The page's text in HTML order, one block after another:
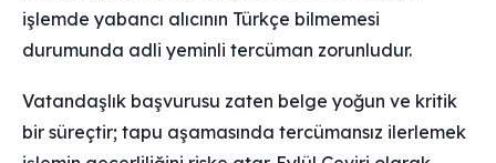
işlemde yabancı alıcının Türkçe bilmemesi
durumunda adli yeminli tercüman zorunludur.
Vatandaşlık başvurusu zaten belge yoğun ve kritik
bir süreçtir; tapu aşamasında tercümansız ilerlemek